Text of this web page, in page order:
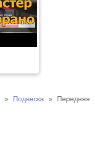
» Подвеска » Передняя